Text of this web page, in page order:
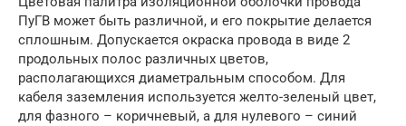
ПуГВ может быть различной, и его покрытие делается
сплошным. Допускается окраска провода в виде 2
продольных полос различных цветов,
располагающихся диаметральным способом. Для
кабеля заземления используется желто-зеленый цвет,
для фазного – коричневый, а для нулевого – синий